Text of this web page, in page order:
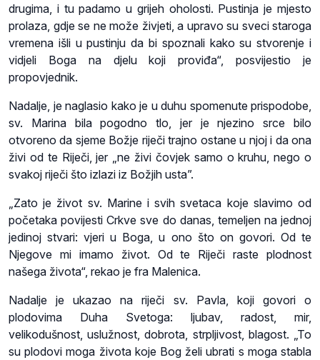
drugima, i tu padamo u grijeh oholosti. Pustinja je mjesto
prolaza, gdje se ne može živjeti, a upravo su sveci staroga
vremena išli u pustinju da bi spoznali kako su stvorenje i
vidjeli Boga na djelu koji proviđa“, posvijestio je
propovjednik.
Nadalje, je naglasio kako je u duhu spomenute prispodobe,
sv. Marina bila pogodno tlo, jer je njezino srce bilo
otvoreno da sjeme Božje riječi trajno ostane u njoj i da ona
živi od te Riječi, jer „ne živi čovjek samo o kruhu, nego o
svakoj riječi što izlazi iz Božjih usta”.
„Zato je život sv. Marine i svih svetaca koje slavimo od
početaka povijesti Crkve sve do danas, temeljen na jednoj
jedinoj stvari: vjeri u Boga, u ono što on govori. Od te
Njegove mi imamo život. Od te Riječi raste plodnost
našega života“, rekao je fra Malenica.
Nadalje je ukazao na riječi sv. Pavla, koji govori o
plodovima Duha Svetoga: ljubav, radost, mir,
velikodušnost, uslužnost, dobrota, strpljivost, blagost. „To
su plodovi moga života koje Bog želi ubrati s moga stabla